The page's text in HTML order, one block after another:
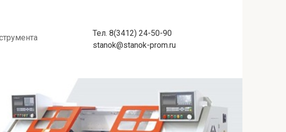
Тел. 8(3412) 24-50-90
stanok@stanok-prom.ru